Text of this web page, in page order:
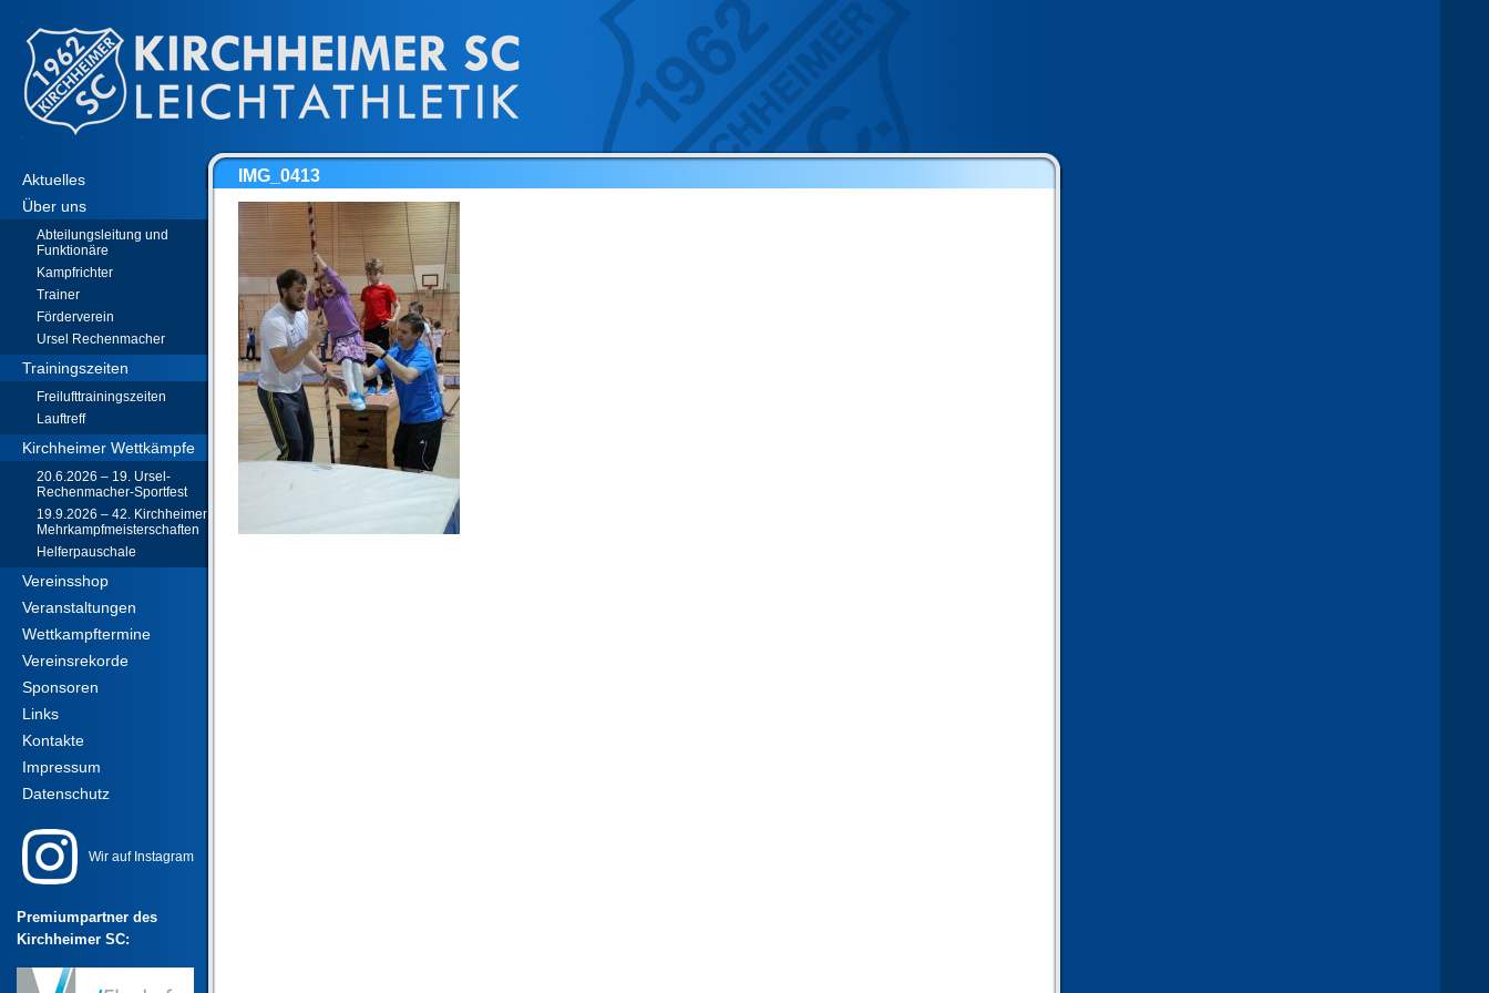
Aktuelles
Über uns
Abteilungsleitung und
Funktionäre
Kampfrichter
Trainer
Förderverein
Ursel Rechenmacher
Trainingszeiten
Freilufttrainingszeiten
Lauftreff
Kirchheimer Wettkämpfe
20.6.2026 – 19. Ursel-
Rechenmacher-Sportfest
19.9.2026 – 42. Kirchheimer
Mehrkampfmeisterschaften
Helferpauschale
Vereinsshop
Veranstaltungen
Wettkampftermine
Vereinsrekorde
Sponsoren
Links
Kontakte
Impressum
Datenschutz
Wir auf Instagram
Premiumpartner des
Kirchheimer SC:
IMG_0413